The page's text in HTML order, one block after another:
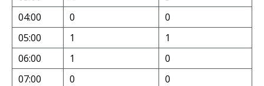
04:00
0
0
05:00
1
1
06:00
1
0
07:00
0
0